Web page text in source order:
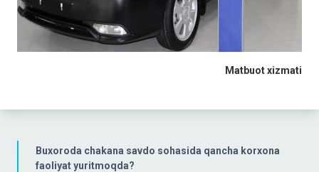
Buxoroda chakana savdo sohasida qancha korxona
faoliyat yuritmoqda?
Matbuotxizmati